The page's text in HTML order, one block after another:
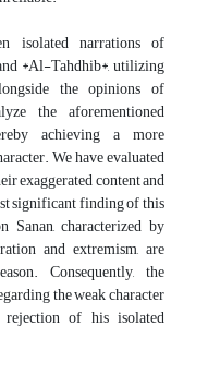
isolated narrations of
*Al-Tahdhib*, utilizing
the opinions of
the aforementioned
achieving a more
We have evaluated
exaggerated content and
significant finding of this
characterized by
and extremism, are
Consequently, the
the weak character
of his isolated